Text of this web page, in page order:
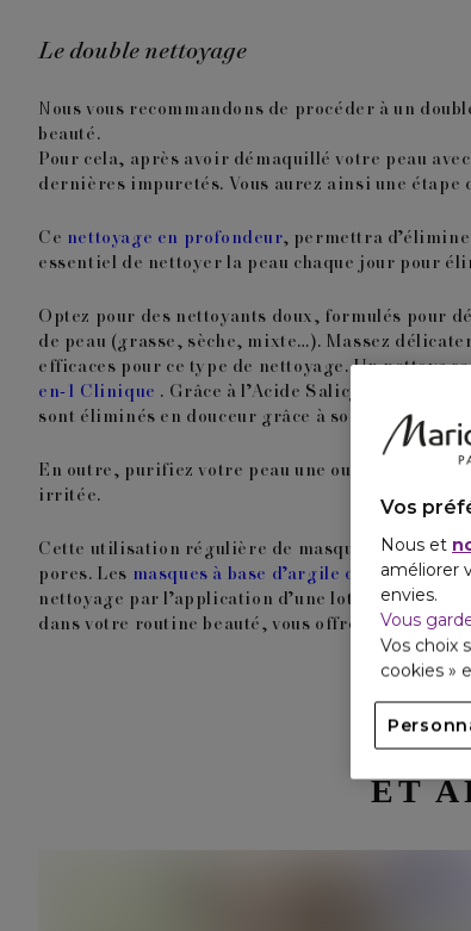
Le double nettoyage
Nous vous recommandons de procéder à un
beauté.
Pour cela, après avoir démaquillé votre peau
dernières impuretés. Vous aurez ainsi une étape
Ce nettoyage en profondeur, permettra
essentiel de nettoyer la peau chaque jour pour
Optez pour des nettoyants doux, formulés pour
de peau (grasse, sèche, mixte…). Massez
efficaces pour ce type de nettoyage. Un
en-1 Clinique . Grâce à l’Acide Salicylique et
sont éliminés en douceur grâce à son action anti-
En outre, purifiez votre peauune ou deux fois par
irritée.
Cette utilisation régulière de masques purifiants
pores. Les masques à base d’argile ou de
nettoyage par l’application d’une lotion
dans votre routine beauté, vous offrez à votre
ET
Vos
Nous et
améliorer
envies.
Vous
Vos choix
cookies »